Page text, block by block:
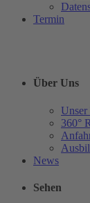
Termin
Über Uns
Unser
360°
News
Sehen